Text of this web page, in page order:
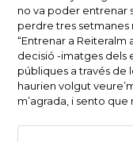
no va poder entrenar
perdre tres setmanes
“Entrenar a Reiteralm
decisió -imatges dels
públiques a través de
haurien volgut
m’agrada, i sento que